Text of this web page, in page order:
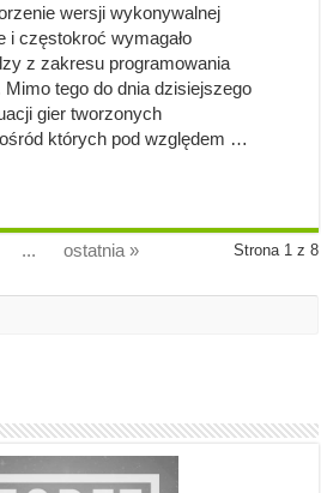
wersji wykonywalnej
i częstokroć wymagało
z zakresu programowania
tego do dnia dzisiejszego
gier tworzonych
których pod względem …
Strona 1 z 8
... ostatnia »